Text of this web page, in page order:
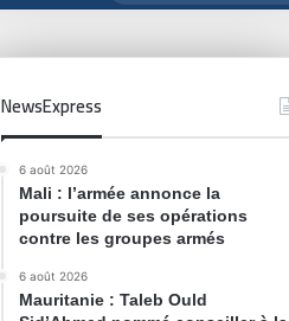
NewsExpress
6 août 2026
Mali : l’armée annonce la
poursuite de ses opérations
contre les groupes armés
6 août 2026
Mauritanie : Taleb Ould